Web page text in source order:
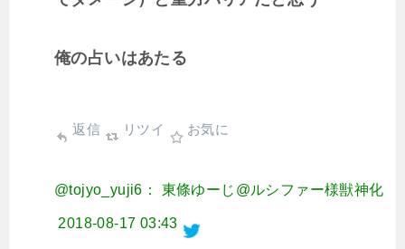
俺の占いはあたる
返信 リツイ お気に
@tojyo_yuji6： 東條ゆーじ@ルシファー様獣神化
2018-08-17 03:43